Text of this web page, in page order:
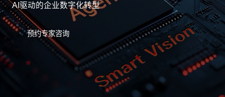
AI驱动的企业数字化转型
预约专家咨询